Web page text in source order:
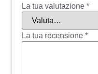
La tua valutazione *
La tua recensione *